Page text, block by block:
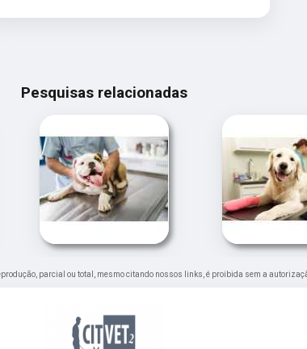
Pesquisas relacionadas
parcial ou total, mesmo citando nossos links, é proibida sem a